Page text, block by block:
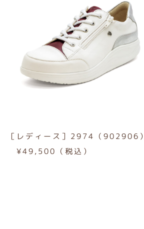
［レディース］2974（902906）
¥49,500（税込）